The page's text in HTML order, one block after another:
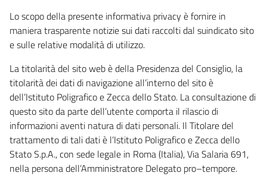
Lo scopo della presente informativa privacy è fornire in
maniera trasparente notizie sui dati raccolti dal suindicato sito
e sulle relative modalità di utilizzo.
La titolarità del sito web è della Presidenza del Consiglio, la
titolarità dei dati di navigazione all’interno del sito è
dell’Istituto Poligrafico e Zecca dello Stato. La consultazione di
questo sito da parte dell’utente comporta il rilascio di
informazioni aventi natura di dati personali. Il Titolare del
trattamento di tali dati è l’Istituto Poligrafico e Zecca dello
Stato S.p.A., con sede legale in Roma (Italia), Via Salaria 691,
nella persona dell’Amministratore Delegato pro–tempore.